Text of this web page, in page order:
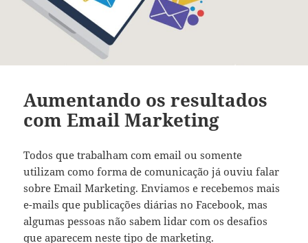
Aumentando os resultados
com Email Marketing
Todos que trabalham com email ou somente
utilizam como forma de comunicação já ouviu falar
sobre Email Marketing. Enviamos e recebemos mais
e-mails que publicações diárias no Facebook, mas
algumas pessoas não sabem lidar com os desafios
que aparecem neste tipo de marketing.